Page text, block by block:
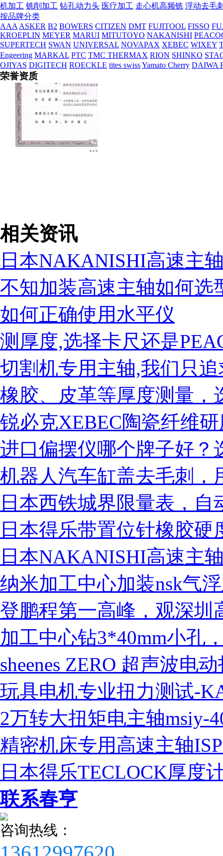
机加工 铣削加工 钻孔动力头 医疗加工 走心机高频铣 浮动去毛
按品牌分类
AAA ASKER B2 BOWERS CITIZEN DMT FUJITOOL FISSO
KROEPLIN MEYER MARUI MITUTOYO NAKANISHI
SUPERTECH SWAN UNIVERSAL NOVAPAX XEBEC WIXEY
Engeering MARKAL PTC TMC THERMAX RION SHINKO
OJIYAS DIGITECH ROECKLE tites swissYamato Cherry DAIWA
荣誉资质
营业执照
税务登记证
相关资讯
日本NAKANISHI高速主
不知加装高速主轴如何选
如何正确使用水平仪
测厚度,选择卡尺还是
切割机专用主轴,我们只
橡胶、皮革等厚度测量，
锐必克XEBEC陶瓷纤维
进口偏摆仪哪个牌子好？
机器人汽车缸盖去毛刺，
日本西铁城界限量表，自
日本得乐带置位针橡胶
日本NAKANISHI高速主
纳米加工中心加装nsk气
登鹏程第一高峰，观深圳
加工中心钻3*40mm小孔
sheenes ZERO 超声波电
玩具电机专业扭力测试-
2万转大扭矩电主轴msiy-
精密机床专用高速主轴
日本得乐TECLOCK厚度
联系春亨
咨询热线：